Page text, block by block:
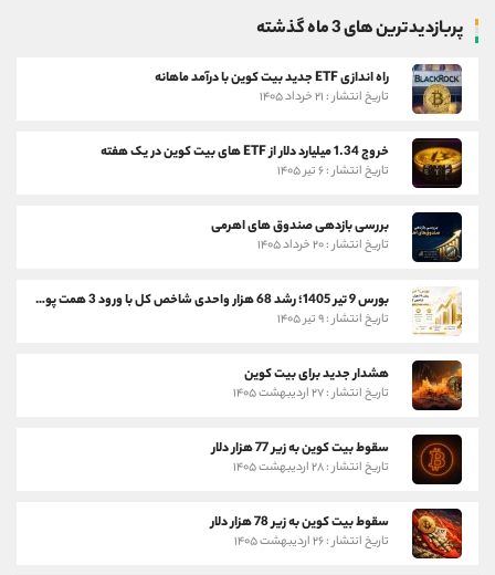
پربازدیدترین های 3 ماه گذشته
راه اندازی ETF جدید بیت کوین با درآمد ماهانه
تاریخ انتشار : ۲۱ خرداد ۱۴۰۵
خروج 1.34 میلیارد دلار از ETF های بیت کوین در یک هفته
تاریخ انتشار : ۶ تیر ۱۴۰۵
بررسی بازدهی صندوق های اهرمی
تاریخ انتشار : ۲۰ خرداد ۱۴۰۵
بورس 9 تیر 1405؛ رشد 68 هزار واحدی شاخص کل با ورود 3 همت پول حقیقی
تاریخ انتشار : ۹ تیر ۱۴۰۵
هشدار جدید برای بیت کوین
تاریخ انتشار : ۲۷ اردیبهشت ۱۴۰۵
سقوط بیت کوین به زیر 77 هزار دلار
تاریخ انتشار : ۲۸ اردیبهشت ۱۴۰۵
سقوط بیت کوین به زیر 78 هزار دلار
تاریخ انتشار : ۲۶ اردیبهشت ۱۴۰۵